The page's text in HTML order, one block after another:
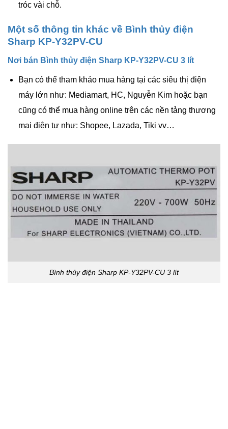
tróc vài chỗ.
Một số thông tin khác về Bình thủy điện
Sharp KP-Y32PV-CU
Nơi bán Bình thủy điện Sharp KP-Y32PV-CU 3 lít
Bạn có thể tham khảo mua hàng tại các siêu thị điện
máy lớn như: Mediamart, HC, Nguyễn Kim hoặc bạn
cũng có thể mua hàng online trên các nền tảng thương
mại điện tư như: Shopee, Lazada, Tiki vv…
Bình thủy điện Sharp KP-Y32PV-CU 3 lít